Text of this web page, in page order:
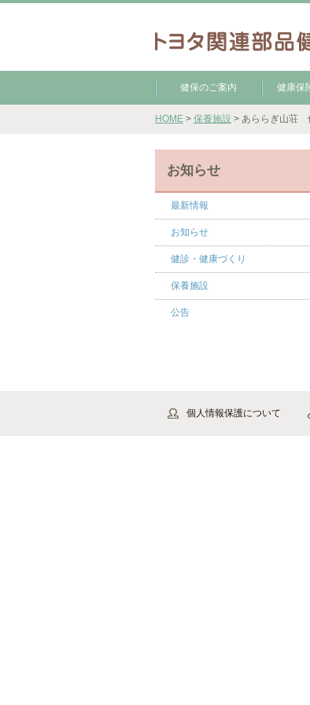
健保のご案内 健康保
HOME > 保養施設 > あららぎ山荘
お知らせ
最新情報
お知らせ
健診・健康づくり
保養施設
公告
個人情報保護について